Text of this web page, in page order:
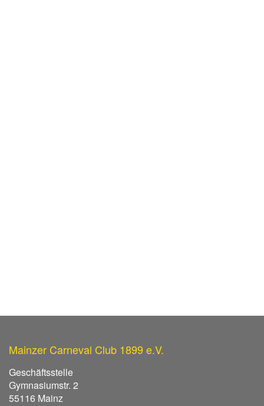
Mainzer Carneval Club 1899 e.V.
Geschäftsstelle
Gymnasiumstr. 2
55116 Mainz